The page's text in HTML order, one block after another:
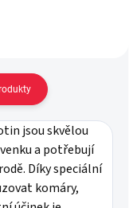
jsou skvělou
a potřebují
Díky speciální
komáry,